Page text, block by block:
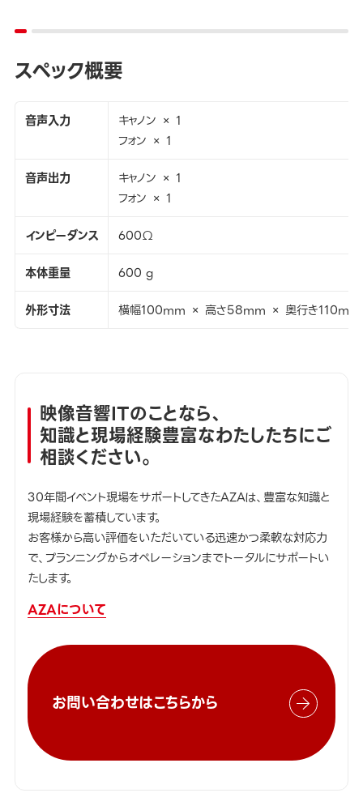
スペック概要
音声入力
キャノン × 1
フォン × 1
音声出力
キャノン × 1
フォン × 1
インピーダンス
600Ω
本体重量
600 g
外形寸法
横幅100mm × 高さ58mm × 奥行き110mm
映像音響ITのことなら、
知識と現場経験豊富なわたしたちにご
相談ください。
30年間イベント現場をサポートしてきたAZAは、豊富な知識と
現場経験を蓄積しています。
お客様から高い評価をいただいている迅速かつ柔軟な対応力
で、プランニングからオペレーションまでトータルにサポートい
たします。
AZAについて
お問い合わせはこちらから